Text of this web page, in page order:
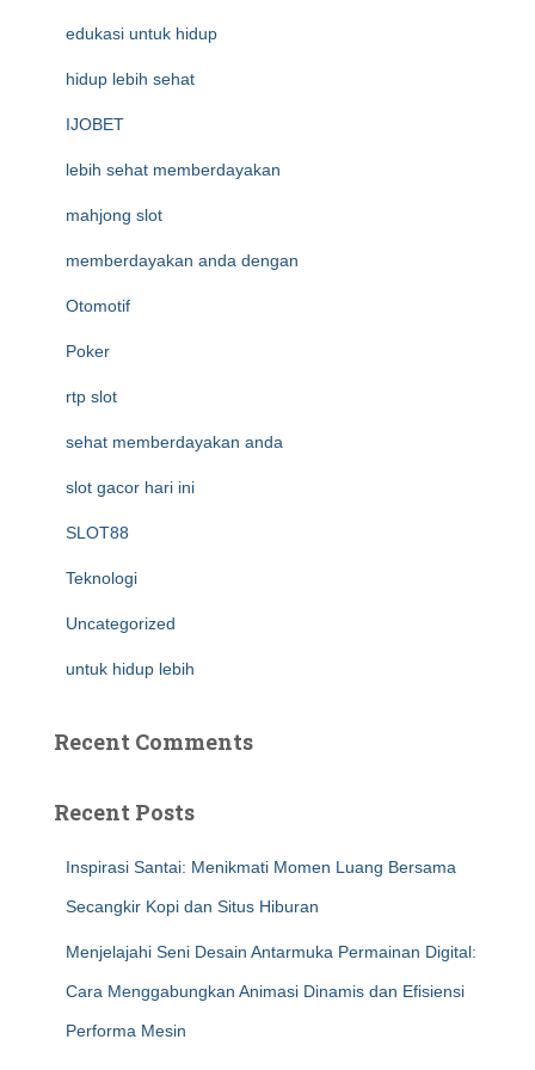
edukasi untuk hidup
hidup lebih sehat
IJOBET
lebih sehat memberdayakan
mahjong slot
memberdayakan anda dengan
Otomotif
Poker
rtp slot
sehat memberdayakan anda
slot gacor hari ini
SLOT88
Teknologi
Uncategorized
untuk hidup lebih
Recent Comments
Recent Posts
Inspirasi Santai: Menikmati Momen Luang Bersama
Secangkir Kopi dan Situs Hiburan
Menjelajahi Seni Desain Antarmuka Permainan Digital:
Cara Menggabungkan Animasi Dinamis dan Efisiensi
Performa Mesin